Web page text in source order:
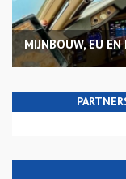
MIJNBOUW, EU